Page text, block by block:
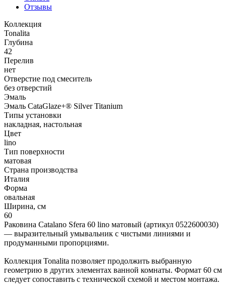
Отзывы
Коллекция
Tonalita
Глубина
42
Перелив
нет
Отверстие под смеситель
без отверстий
Эмаль
Эмаль CataGlaze+® Silver Titanium
Типы установки
накладная, настольная
Цвет
lino
Тип поверхности
матовая
Страна производства
Италия
Форма
овальная
Ширина, см
60
Раковина Catalano Sfera 60 lino матовый (артикул 0522600030)
— выразительный умывальник с чистыми линиями и
продуманными пропорциями.
Коллекция Tonalita позволяет продолжить выбранную
геометрию в других элементах ванной комнаты. Формат 60 см
следует сопоставить с технической схемой и местом монтажа.